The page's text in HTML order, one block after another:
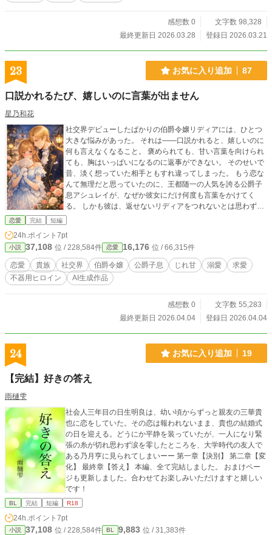
感想数 0
文字数 98,328
最終更新日 2026.03.28
登録日 2026.03.21
23 お気に入り追加 87
口説かれるたび、嬉しいのに言葉が出ません
星乃和花
社交界デビューしたばかりの伯爵令嬢リディアには、ひとつ
大きな悩みがあった。 それは――口説かれると、嬉しいのに
何も言えなくなること。 褒められても、甘い言葉を向けられ
ても、胸はいっぱいになるのに返事ができない。 そのせいで
昔、淡く想っていた相手ともすれ違ってしまった。 もう恋な
んて無理だと思っていたのに、王都随一の人気を誇る公爵子
息アシュレイが、なぜか彼女にだけ何度も言葉をかけてく
る。 しかも彼は、返せないリディアをつれないとは思わず、
むしろ小さな反応まで大切そうに拾い上げてくれて――。
ロインが、少しずつ自分の言葉で“うれしい”も“好き”も伝えら
れるようになるまでの、やさしくて上品な求愛ロマンス。
（完結済ー全10話＋終章）
恋愛 完結 短編
24h.ポイント 7pt
小説 37,108 位 / 228,584件 恋愛 16,176 位 / 66,315件
恋愛 貴族 社交界 伯爵令嬢 公爵子息 じれ甘 溺愛
求愛
不器用ヒロイン
AI生成作品
感想数 0
文字数 55,283
最終更新日 2026.04.04
登録日 2026.04.04
24 お気に入り追加 19
【完結】好きの答え
雨樋雫
社会人三年目の日生明良は、幼い頃からずっと親友の三華貴
也に恋をしていた。その恋は報われないまま、貴也の結婚式
の日を迎える。どうにか平静を装っていたが、一人になり緊
張の糸が切れ思わず涙を零したところを、大学時代の友人で
ある乃月亨に見られてしまいーー 第一章【決別】 第二章【変
化】 最終章【答え】 本編、全て完結しました。 おまけペー
ジも更新しました。合わせてお楽しみいただけますと嬉しい
です！
BL 完結 短編 R18
24h.ポイント 7pt
小説 37,108 位 / 228,584件 BL 9,883 位 / 31,383件